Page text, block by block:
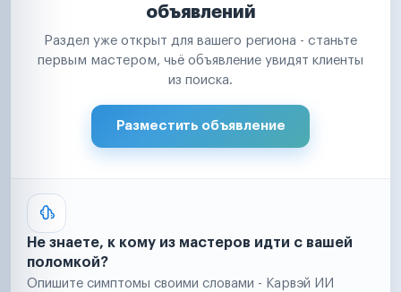
объявлений
Раздел уже открыт для вашего региона - станьте
первым мастером, чьё объявление увидят клиенты
из поиска.
Разместить объявление
Не знаете, к кому из мастеров идти с вашей
поломкой?
Опишите симптомы своими словами - Карвэй ИИ